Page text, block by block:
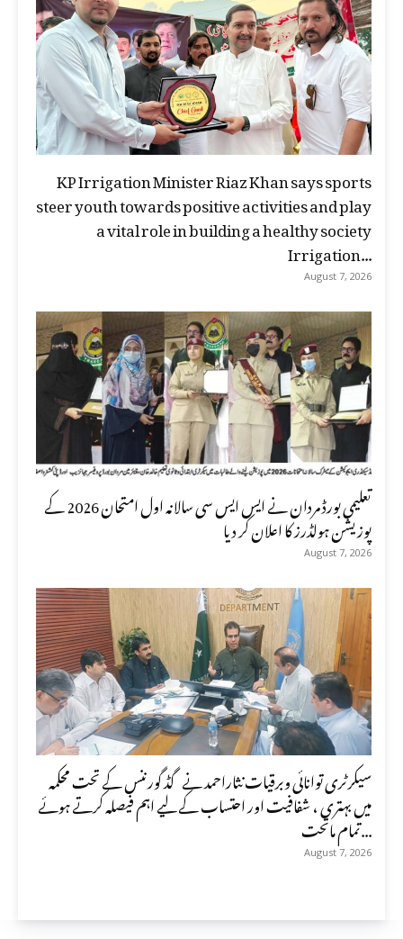
KP Irrigation Minister Riaz Khan says sports
steer youth towards positive activities and play
a vital role in building a healthy society
Irrigation...
August 7, 2026
تعلیمی بورڈ مردان نے ایس ایس سی سالانہ اول امتحان 2026 کے
پوزیشن ہولڈرز کا اعلان کر دیا
August 7, 2026
سیکرٹری توانائی وبرقیات نثاراحمد نے گڈ گورننس کے تحت محکمہ
میں بہتری ، شفافیت اور احتساب کے لیے اہم فیصلہ کرتے ہوئے
تمام ماتحت...
August 7, 2026